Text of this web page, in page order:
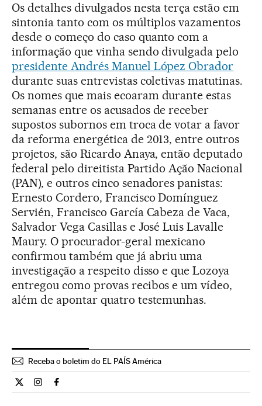
Os detalhes divulgados nesta terça estão em
sintonia tanto com os múltiplos vazamentos
desde o começo do caso quanto com a
informação que vinha sendo divulgada pelo
presidente Andrés Manuel López Obrador
durante suas entrevistas coletivas matutinas.
Os nomes que mais ecoaram durante estas
semanas entre os acusados de receber
supostos subornos em troca de votar a favor
da reforma energética de 2013, entre outros
projetos, são Ricardo Anaya, então deputado
federal pelo direitista Partido Ação Nacional
(PAN), e outros cinco senadores panistas:
Ernesto Cordero, Francisco Domínguez
Servién, Francisco García Cabeza de Vaca,
Salvador Vega Casillas e José Luis Lavalle
Maury. O procurador-geral mexicano
confirmou também que já abriu uma
investigação a respeito disso e que Lozoya
entregou como provas recibos e um vídeo,
além de apontar quatro testemunhas.
Receba o boletim do EL PAÍS América
Internacional El País Brasil en Twitter
Internacional El País Brasil en Instagram
Internacional El País Brasil en Facebook